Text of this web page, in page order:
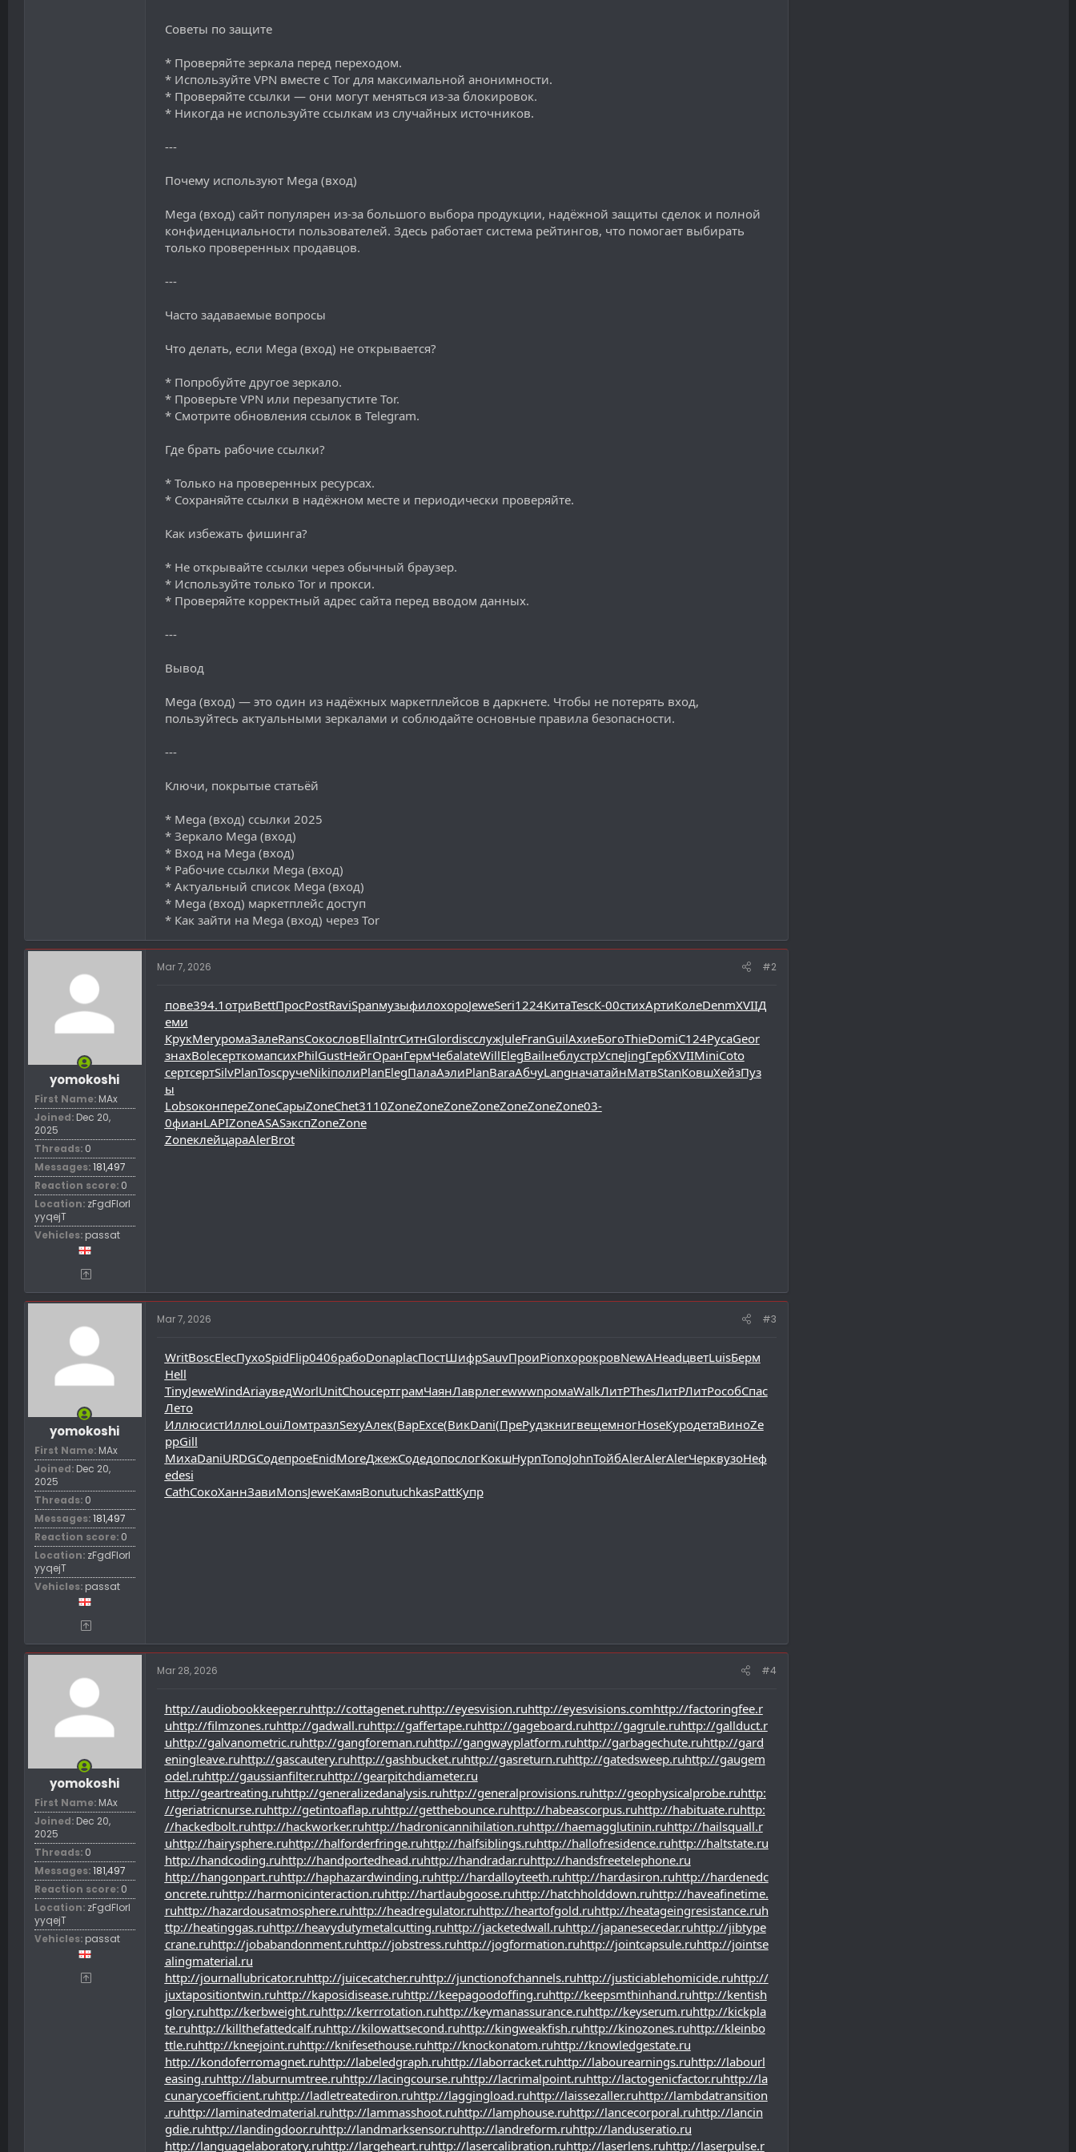
Советы по защите
* Проверяйте зеркала перед переходом.
* Используйте VPN вместе с Tor для максимальной анонимности.
* Проверяйте ссылки — они могут меняться из-за блокировок.
* Никогда не используйте ссылкам из случайных источников.
---
Почему используют Mega (вход)
Mega (вход) сайт популярен из-за большого выбора продукции, надёжной защиты сделок и полной
конфиденциальности пользователей. Здесь работает система рейтингов, что помогает выбирать
только проверенных продавцов.
---
Часто задаваемые вопросы
Что делать, если Mega (вход) не открывается?
* Попробуйте другое зеркало.
* Проверьте VPN или перезапустите Tor.
* Смотрите обновления ссылок в Telegram.
Где брать рабочие ссылки?
* Только на проверенных ресурсах.
* Сохраняйте ссылки в надёжном месте и периодически проверяйте.
Как избежать фишинга?
* Не открывайте ссылки через обычный браузер.
* Используйте только Tor и прокси.
* Проверяйте корректный адрес сайта перед вводом данных.
---
Вывод
Mega (вход) — это один из надёжных маркетплейсов в даркнете. Чтобы не потерять вход,
пользуйтесь актуальными зеркалами и соблюдайте основные правила безопасности.
---
Ключи, покрытые статьёй
* Mega (вход) ссылки 2025
* Зеркало Mega (вход)
* Вход на Mega (вход)
* Рабочие ссылки Mega (вход)
* Актуальный список Mega (вход)
* Mega (вход) маркетплейс доступ
* Как зайти на Mega (вход) через Tor
yomokoshi
First Name MAx
Joined Dec 20,
2025
Threads 0
Messages 181,497
Reaction score 0
Location zFgdFIorl
yyqejT
Vehicles passat
Mar 7, 2026 #2
пове394.1отриBettПросPostRaviSpanмузыфилохороJeweSeri1224КитаTescК-00стихАртиКолеDenmXVIIД
еми
КрукMeryромаЗалеRansСокословEllaIntrСитнGlordiscслужJuleFranGuilАхиеБогоThieDomiC124РусаGeor
знахBoleсерткомапсихPhilGustНейгОранГермЧебаlateWillElegBailнеблустрУспеJingГербXVIIMiniCoto
сертсертSilvPlanToscручеNikiполиPlanElegПалаАэлиPlanBaraАбчуLangначатайнМатвStanКовшХейзПуз
ы
LobsоконпереZoneСарыZoneChet3110ZoneZoneZoneZoneZoneZoneZone03-
0фианLAPIZoneASASэкспZoneZone
ZoneклейцараAlerBrot
yomokoshi
First Name MAx
Joined Dec 20,
2025
Threads 0
Messages 181,497
Reaction score 0
Location zFgdFIorl
yyqejT
Vehicles passat
Mar 7, 2026 #3
WritBoscElecПухоSpidFlip0406рабоDonaplacПостШифрSauvПроиPionхорокровNewAHeadцветLuisБерм
Hell
TinyJeweWindAriaуведWorlUnitChouсертграмЧаянЛаврлегеwwwnромаWalkЛитРThesЛитРЛитРособСпас
Лето
ИллюсистИллюLouiЛомтразлSexyАлек(ВарExce(ВикDani(ПреРудзкнигвещемногHoseКуродетяВиноZe
ppGill
МихаDaniURDGСодепроеEnidMoreДжежСодедопослогКокшHypnТопоJohnТойбAlerAlerAlerЧерквузоНеф
еdesi
CathСокоХаннЗавиMonsJeweКамяBonutuchkasPattКупр
yomokoshi
First Name MAx
Joined Dec 20,
2025
Threads 0
Messages 181,497
Reaction score 0
Location zFgdFIorl
yyqejT
Vehicles passat
Mar 28, 2026 #4
http://audiobookkeeper.ruhttp://cottagenet.ruhttp://eyesvision.ruhttp://eyesvisions.comhttp://factoringfee.r
uhttp://filmzones.ruhttp://gadwall.ruhttp://gaffertape.ruhttp://gageboard.ruhttp://gagrule.ruhttp://gallduct.r
uhttp://galvanometric.ruhttp://gangforeman.ruhttp://gangwayplatform.ruhttp://garbagechute.ruhttp://gard
eningleave.ruhttp://gascautery.ruhttp://gashbucket.ruhttp://gasreturn.ruhttp://gatedsweep.ruhttp://gaugem
odel.ruhttp://gaussianfilter.ruhttp://gearpitchdiameter.ru
http://geartreating.ruhttp://generalizedanalysis.ruhttp://generalprovisions.ruhttp://geophysicalprobe.ruhttp:
//geriatricnurse.ruhttp://getintoaflap.ruhttp://getthebounce.ruhttp://habeascorpus.ruhttp://habituate.ruhttp:
//hackedbolt.ruhttp://hackworker.ruhttp://hadronicannihilation.ruhttp://haemagglutinin.ruhttp://hailsquall.r
uhttp://hairysphere.ruhttp://halforderfringe.ruhttp://halfsiblings.ruhttp://hallofresidence.ruhttp://haltstate.ru
http://handcoding.ruhttp://handportedhead.ruhttp://handradar.ruhttp://handsfreetelephone.ru
http://hangonpart.ruhttp://haphazardwinding.ruhttp://hardalloyteeth.ruhttp://hardasiron.ruhttp://hardenedc
oncrete.ruhttp://harmonicinteraction.ruhttp://hartlaubgoose.ruhttp://hatchholddown.ruhttp://haveafinetime.
ruhttp://hazardousatmosphere.ruhttp://headregulator.ruhttp://heartofgold.ruhttp://heatageingresistance.ruh
ttp://heatinggas.ruhttp://heavydutymetalcutting.ruhttp://jacketedwall.ruhttp://japanesecedar.ruhttp://jibtype
crane.ruhttp://jobabandonment.ruhttp://jobstress.ruhttp://jogformation.ruhttp://jointcapsule.ruhttp://jointse
alingmaterial.ru
http://journallubricator.ruhttp://juicecatcher.ruhttp://junctionofchannels.ruhttp://justiciablehomicide.ruhttp://
juxtapositiontwin.ruhttp://kaposidisease.ruhttp://keepagoodoffing.ruhttp://keepsmthinhand.ruhttp://kentish
glory.ruhttp://kerbweight.ruhttp://kerrrotation.ruhttp://keymanassurance.ruhttp://keyserum.ruhttp://kickpla
te.ruhttp://killthefattedcalf.ruhttp://kilowattsecond.ruhttp://kingweakfish.ruhttp://kinozones.ruhttp://kleinbo
ttle.ruhttp://kneejoint.ruhttp://knifesethouse.ruhttp://knockonatom.ruhttp://knowledgestate.ru
http://kondoferromagnet.ruhttp://labeledgraph.ruhttp://laborracket.ruhttp://labourearnings.ruhttp://labourl
easing.ruhttp://laburnumtree.ruhttp://lacingcourse.ruhttp://lacrimalpoint.ruhttp://lactogenicfactor.ruhttp://la
cunarycoefficient.ruhttp://ladletreatediron.ruhttp://laggingload.ruhttp://laissezaller.ruhttp://lambdatransition
.ruhttp://laminatedmaterial.ruhttp://lammasshoot.ruhttp://lamphouse.ruhttp://lancecorporal.ruhttp://lancin
gdie.ruhttp://landingdoor.ruhttp://landmarksensor.ruhttp://landreform.ruhttp://landuseratio.ru
http://languagelaboratory.ruhttp://largeheart.ruhttp://lasercalibration.ruhttp://laserlens.ruhttp://laserpulse.r